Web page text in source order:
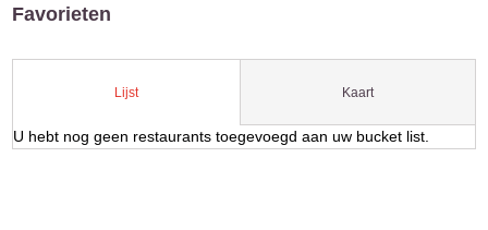
Favorieten
Lijst Kaart
U hebt nog geen restaurants toegevoegd aan uw bucket list.